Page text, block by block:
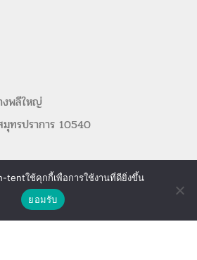
พลีใหญ่
ทรปราการ 10540
SUPPORT LINK
ดูรายการที่ขอใบเสนอราคา
tentใช้คุกกี้เพื่อการใช้งานที่ดียิ่งขึ้น
ยอมรับ
ติดต่อเรา